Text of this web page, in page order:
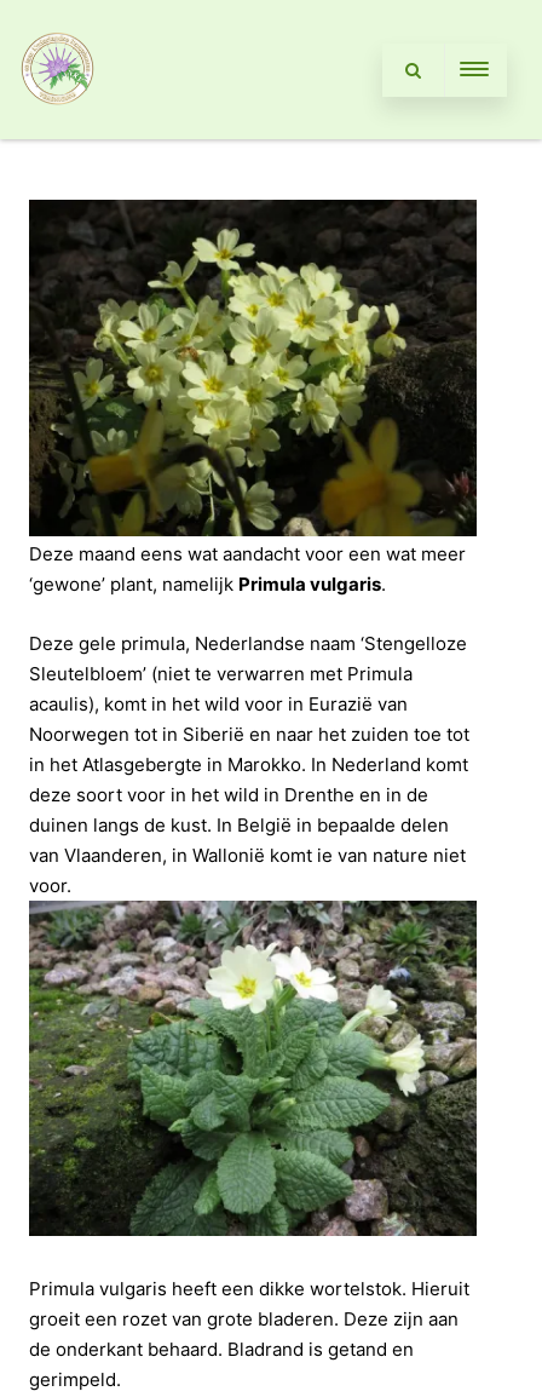
Deze maand eens wat aandacht voor een wat meer
‘gewone’ plant, namelijk Primula vulgaris.
Deze gele primula, Nederlandse naam ‘Stengelloze
Sleutelbloem’ (niet te verwarren met Primula
acaulis), komt in het wild voor in Eurazië van
Noorwegen tot in Siberië en naar het zuiden toe tot
in het Atlasgebergte in Marokko. In Nederland komt
deze soort voor in het wild in Drenthe en in de
duinen langs de kust. In België in bepaalde delen
van Vlaanderen, in Wallonië komt ie van nature niet
voor.
Primula vulgaris heeft een dikke wortelstok. Hieruit
groeit een rozet van grote bladeren. Deze zijn aan
de onderkant behaard. Bladrand is getand en
gerimpeld.